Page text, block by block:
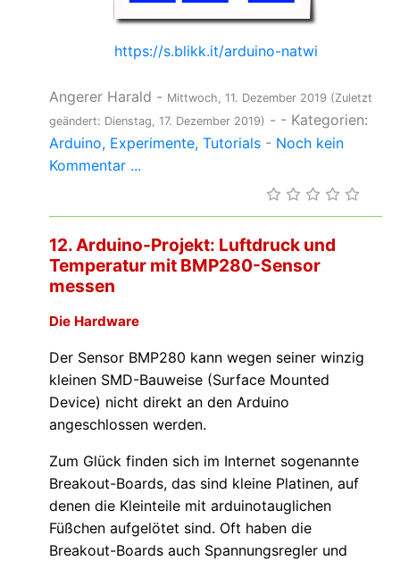
https://s.blikk.it/arduino-natwi
Angerer Harald - Mittwoch, 11. Dezember 2019 (Zuletzt
geändert: Dienstag, 17. Dezember 2019) - - Kategorien:
Arduino Experimente Tutorials - Noch kein
Kommentar ...
12. Arduino-Projekt: Luftdruck und
Temperatur mit BMP280-Sensor
messen
Die Hardware
Der Sensor BMP280 kann wegen seiner winzig
kleinen SMD-Bauweise (Surface Mounted
Device) nicht direkt an den Arduino
angeschlossen werden.
Zum Glück finden sich im Internet sogenannte
Breakout-Boards, das sind kleine Platinen, auf
denen die Kleinteile mit arduinotauglichen
Füßchen aufgelötet sind. Oft haben die
Breakout-Boards auch Spannungsregler und